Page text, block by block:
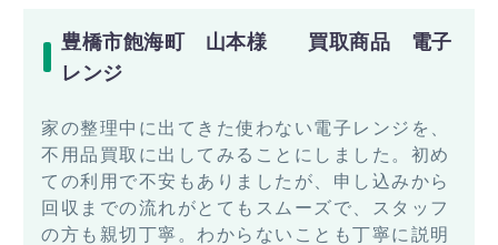
豊橋市飽海町 山本様 買取商品 電子
レンジ
家の整理中に出てきた使わない電子レンジを、
不用品買取に出してみることにしました。初め
ての利用で不安もありましたが、申し込みから
回収までの流れがとてもスムーズで、スタッフ
の方も親切丁寧。わからないことも丁寧に説明